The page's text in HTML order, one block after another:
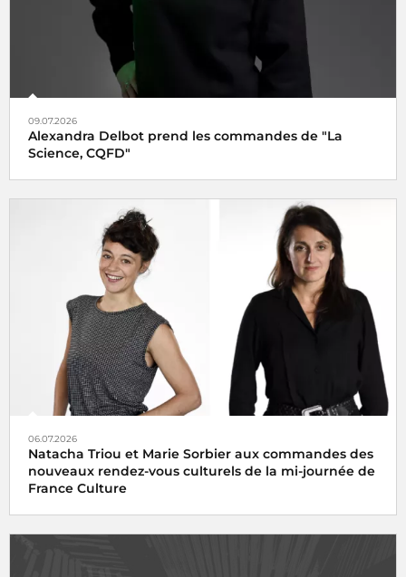
09.07.2026
Alexandra Delbot prend les commandes de "La
Science, CQFD"
06.07.2026
Natacha Triou et Marie Sorbier aux commandes des
nouveaux rendez-vous culturels de la mi-journée de
France Culture